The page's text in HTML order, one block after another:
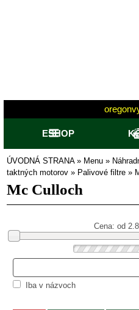
ESHOP
ÚVODNÁ STRANA» Menu »
taktných motorov » Palivové filtre »
Mc Culloch
Cena: od
Iba v názvoch